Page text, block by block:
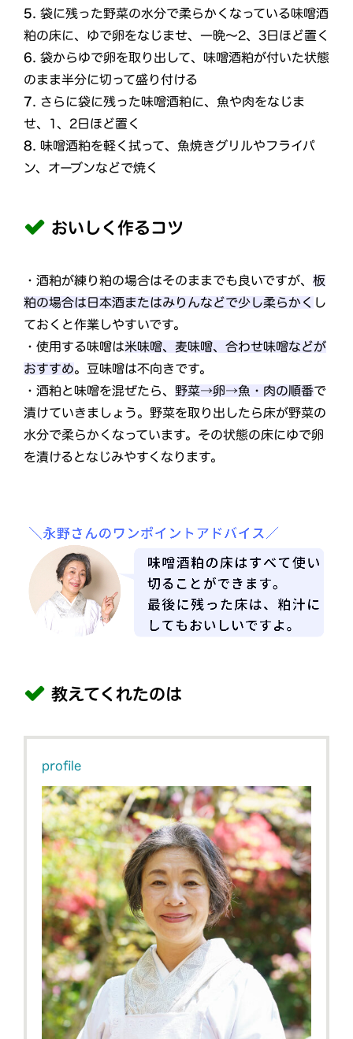
5. 袋に残った野菜の水分で柔らかくなっている味噌酒
粕の床に、ゆで卵をなじませ、一晩～2、3日ほど置く
6. 袋からゆで卵を取り出して、味噌酒粕が付いた状態
のまま半分に切って盛り付ける
7. さらに袋に残った味噌酒粕に、魚や肉をなじま
せ、1、2日ほど置く
8. 味噌酒粕を軽く拭って、魚焼きグリルやフライパ
ン、オーブンなどで焼く
おいしく作るコツ
・酒粕が練り粕の場合はそのままでも良いですが、板
粕の場合は日本酒またはみりんなどで少し柔らかく し
ておくと作業しやすいです。
・使用する味噌は米味噌、麦味噌、合わせ味噌などが
おすすめ。豆味噌は不向きです。
・酒粕と味噌を混ぜたら、 野菜→卵→魚・肉の順番で
漬けていきましょう。野菜を取り出したら床が野菜の
水分で柔らかくなっています。その状態の床にゆで卵
を漬けるとなじみやすくなります。
教えてくれたのは
profile